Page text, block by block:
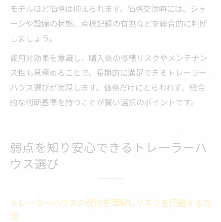
モデルほど価格は抑えられます。価格交渉時には、シャ
ーシや設備の状態、点検記録の有無などを総合的に判断
しましょう。
費用対効果を意識し、購入後の修繕リスクやメンテナン
ス性も見極めることで、長期的に満足できるトレーラー
ハウス選びが実現します。価格だけにとらわれず、総合
的な判断基準を持つことが賢い選択のポイントです。
弱点を知り安心できるトレーラーハ
ウス選び
トレーラーハウスの弱点を理解しリスクを回避する方
法